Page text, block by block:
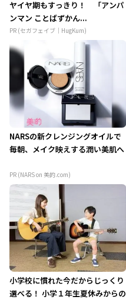
ヤイヤ期もすっきり！ 「アンパ
ンマン ことばずかん...
PR (セガフェイブ｜HugKum)
NARSの新クレンジングオイルで
毎朝、メイク映えする潤い美肌へ
PR (NARS on 美的.com)
小学校に慣れた今だからじっくり
選べる！ 小学１年生夏休みからの